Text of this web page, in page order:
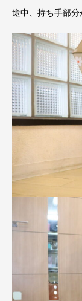
途中、持ち手部分